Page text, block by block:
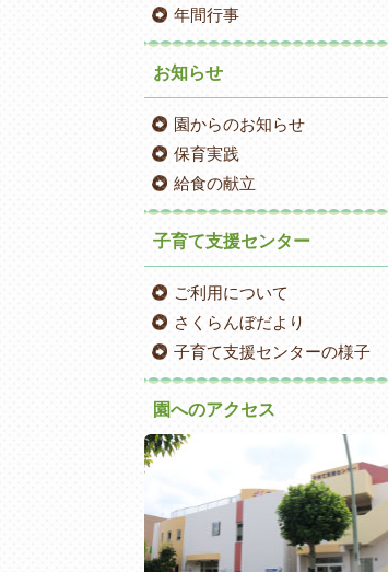
年間行事
お知らせ
園からのお知らせ
保育実践
給食の献立
子育て支援センター
ご利用について
さくらんぼだより
子育て支援センターの様子
園へのアクセス